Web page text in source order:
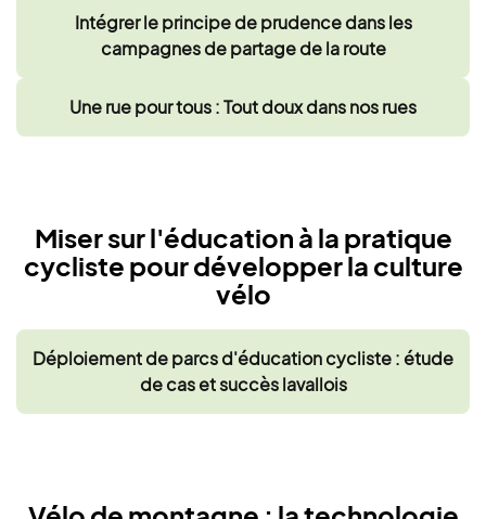
Intégrer le principe de prudence dans les
campagnes de partage de la route
Une rue pour tous : Tout doux dans nos rues
Miser sur l'éducation à la pratique
cycliste pour développer la culture
vélo
Déploiement de parcs d'éducation cycliste : étude
de cas et succès lavallois